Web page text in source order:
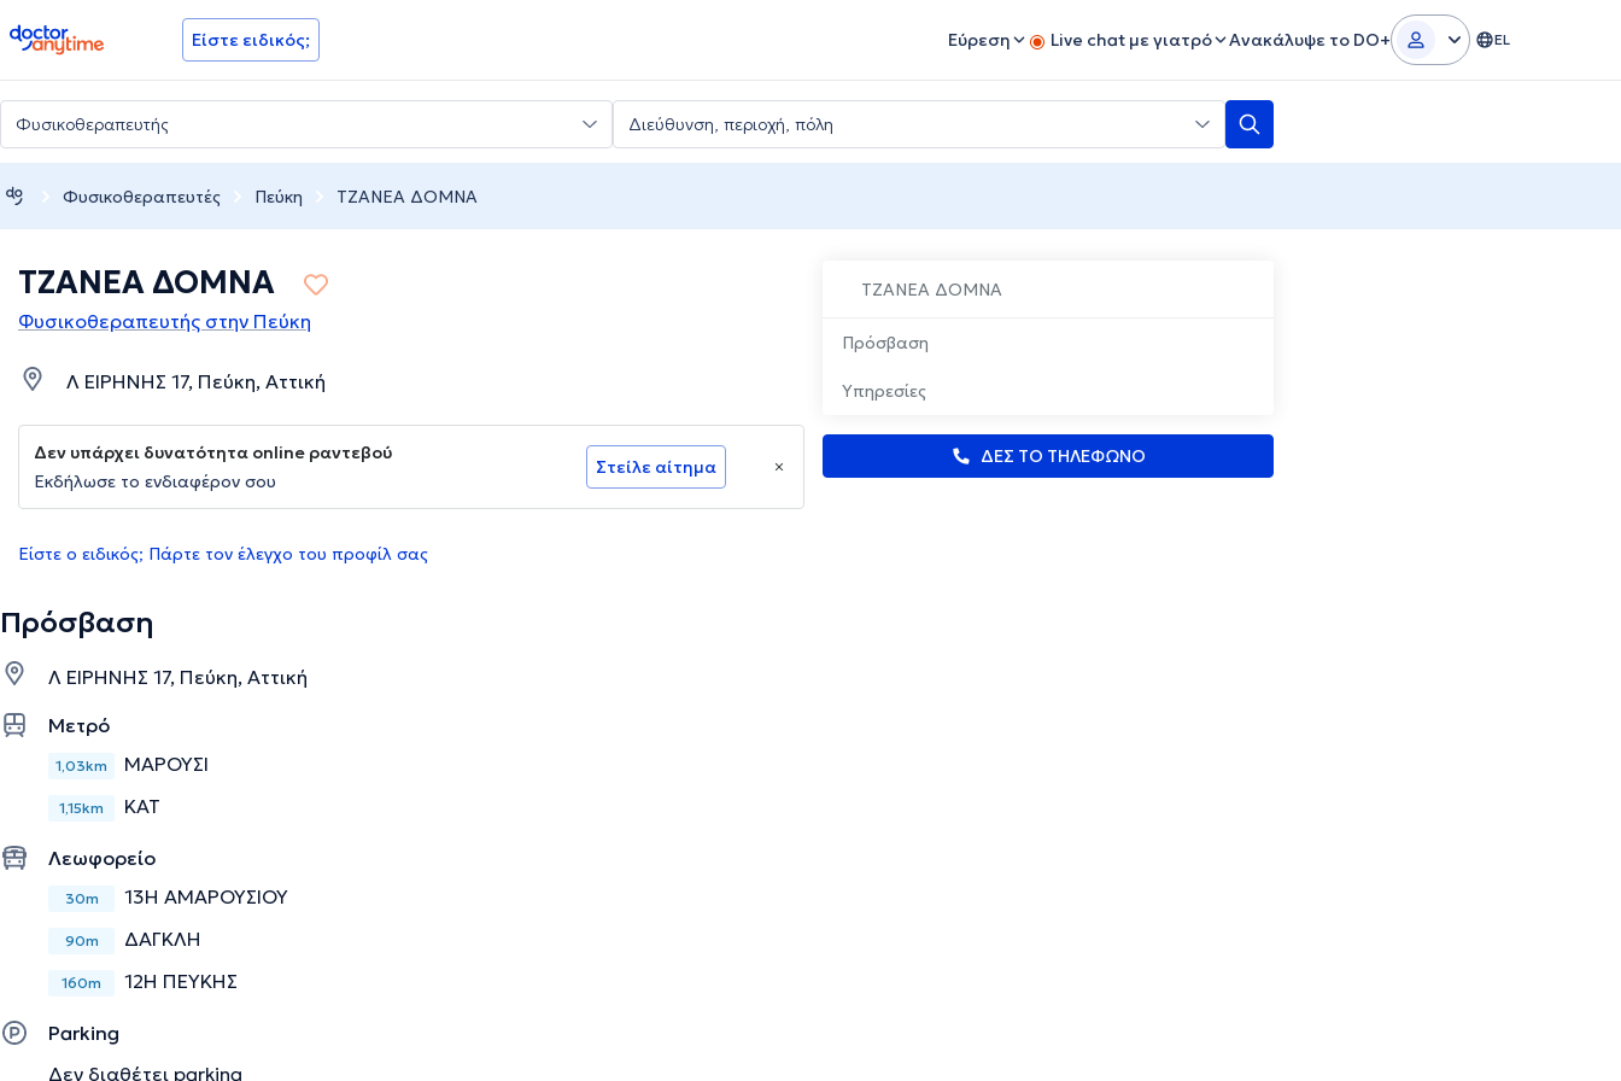
doctoranytime Είστε ειδικός; Εύρεση Live chat με γιατρό Ανακάλυψε το DO+ EL
Φυσικοθεραπευτές Πεύκη ΤΖΑΝΕΑ ΔΟΜΝΑ
ΤΖΑΝΕΑ ΔΟΜΝΑ
Πρόσβαση
Υπηρεσίες
ΔΕΣ ΤΟ ΤΗΛΕΦΩΝΟ
ΤΖΑΝΕΑ ΔΟΜΝΑ
Φυσικοθεραπευτής στην Πεύκη
Λ ΕΙΡΗΝΗΣ 17, Πεύκη, Αττική
Δεν υπάρχει δυνατότητα online ραντεβού
Εκδήλωσε το ενδιαφέρον σου
Στείλε αίτημα
Είστε ο ειδικός; Πάρτε τον έλεγχο του προφίλ σας
Πρόσβαση
Λ ΕΙΡΗΝΗΣ 17, Πεύκη, Αττική
Μετρό
1,03km ΜΑΡΟΥΣΙ
1,15km ΚΑΤ
Λεωφορείο
30m 13Η ΑΜΑΡΟΥΣΙΟΥ
90m ΔΑΓΚΛΗ
160m 12Η ΠΕΥΚΗΣ
Parking
Δεν διαθέτει parking